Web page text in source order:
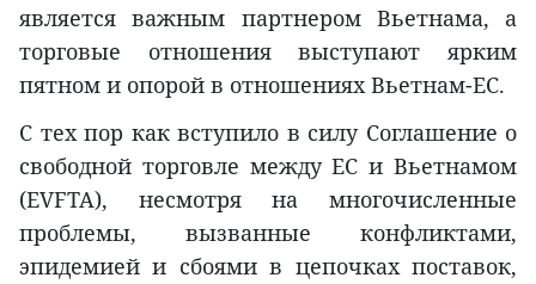
является важным партнером Вьетнама, а
торговые отношения выступают ярким
пятном и опорой в отношениях Вьетнам-ЕС.
С тех пор как вступило в силу Соглашение о
свободной торговле между ЕС и Вьетнамом
(EVFTA), несмотря на многочисленные
проблемы, вызванные конфликтами,
эпидемией и сбоями в цепочках поставок,